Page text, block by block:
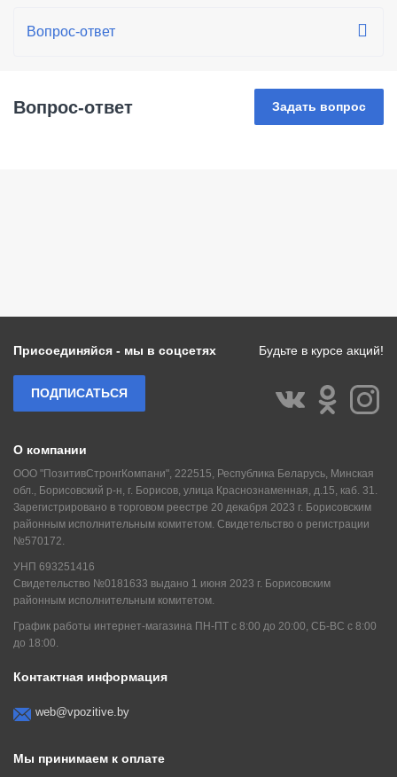
Вопрос-ответ Задать вопрос
Мы принимаем к оплате
Контактная информация
web@vpozitive.by
О компании
ООО "ПозитивСтронгКомпани", 222515, Республика Беларусь, Минская
обл., Борисовский р-н, г. Борисов, улица Краснознаменная, д.15, каб. 31.
Зарегистрировано в торговом реестре 20 декабря 2023 г. Борисовским
районным исполнительным комитетом. Свидетельство о регистрации
№570172.
УНП 693251416
Свидетельство №0181633 выдано 1 июня 2023 г. Борисовским
районным исполнительным комитетом.
График работы интернет-магазина ПН-ПТ с 8:00 до 20:00, СБ-ВС с 8:00
до 18:00.
Присоединяйся - мы в соцсетях Будьте в курсе акций!
ПОДПИСАТЬСЯ